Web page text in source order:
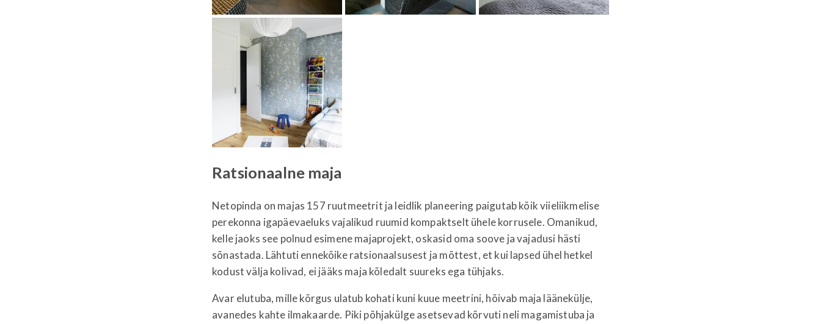
Ratsionaalne maja
Netopinda on majas 157 ruutmeetrit ja leidlik planeering paigutab kõik viieliikmelise
perekonna igapäevaeluks vajalikud ruumid kompaktselt ühele korrusele. Omanikud,
kelle jaoks see polnud esimene majaprojekt, oskasid oma soove ja vajadusi hästi
sõnastada. Lähtuti ennekõike ratsionaalsusest ja mõttest, et kui lapsed ühel hetkel
kodust välja kolivad, ei jääks maja kõledalt suureks ega tühjaks.
Avar elutuba, mille kõrgus ulatub kohati kuni kuue meetrini, hõivab maja läänekülje,
avanedes kahte ilmakaarde. Piki põhjakülge asetsevad kõrvuti neli magamistuba ja